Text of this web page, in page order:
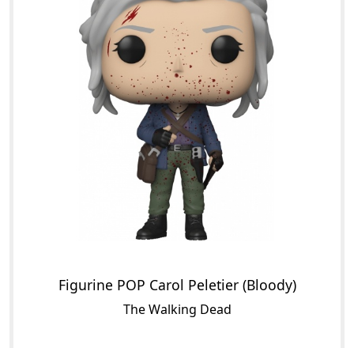
Figurine POP Carol Peletier (Bloody)
The Walking Dead